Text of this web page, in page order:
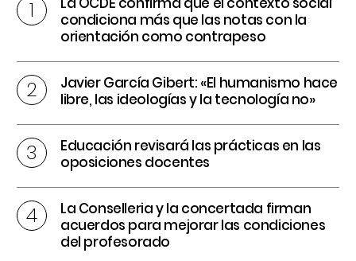
condiciona más que las notas con la
orientación como contrapeso
Javier García Gibert: «El humanismo hace
libre, las ideologías y la tecnología no»
Educación revisará las prácticas en las
oposiciones docentes
La Conselleria y la concertada firman
acuerdos para mejorar las condiciones
del profesorado